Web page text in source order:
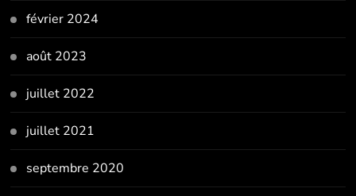
février 2024
août 2023
juillet 2022
juillet 2021
septembre 2020